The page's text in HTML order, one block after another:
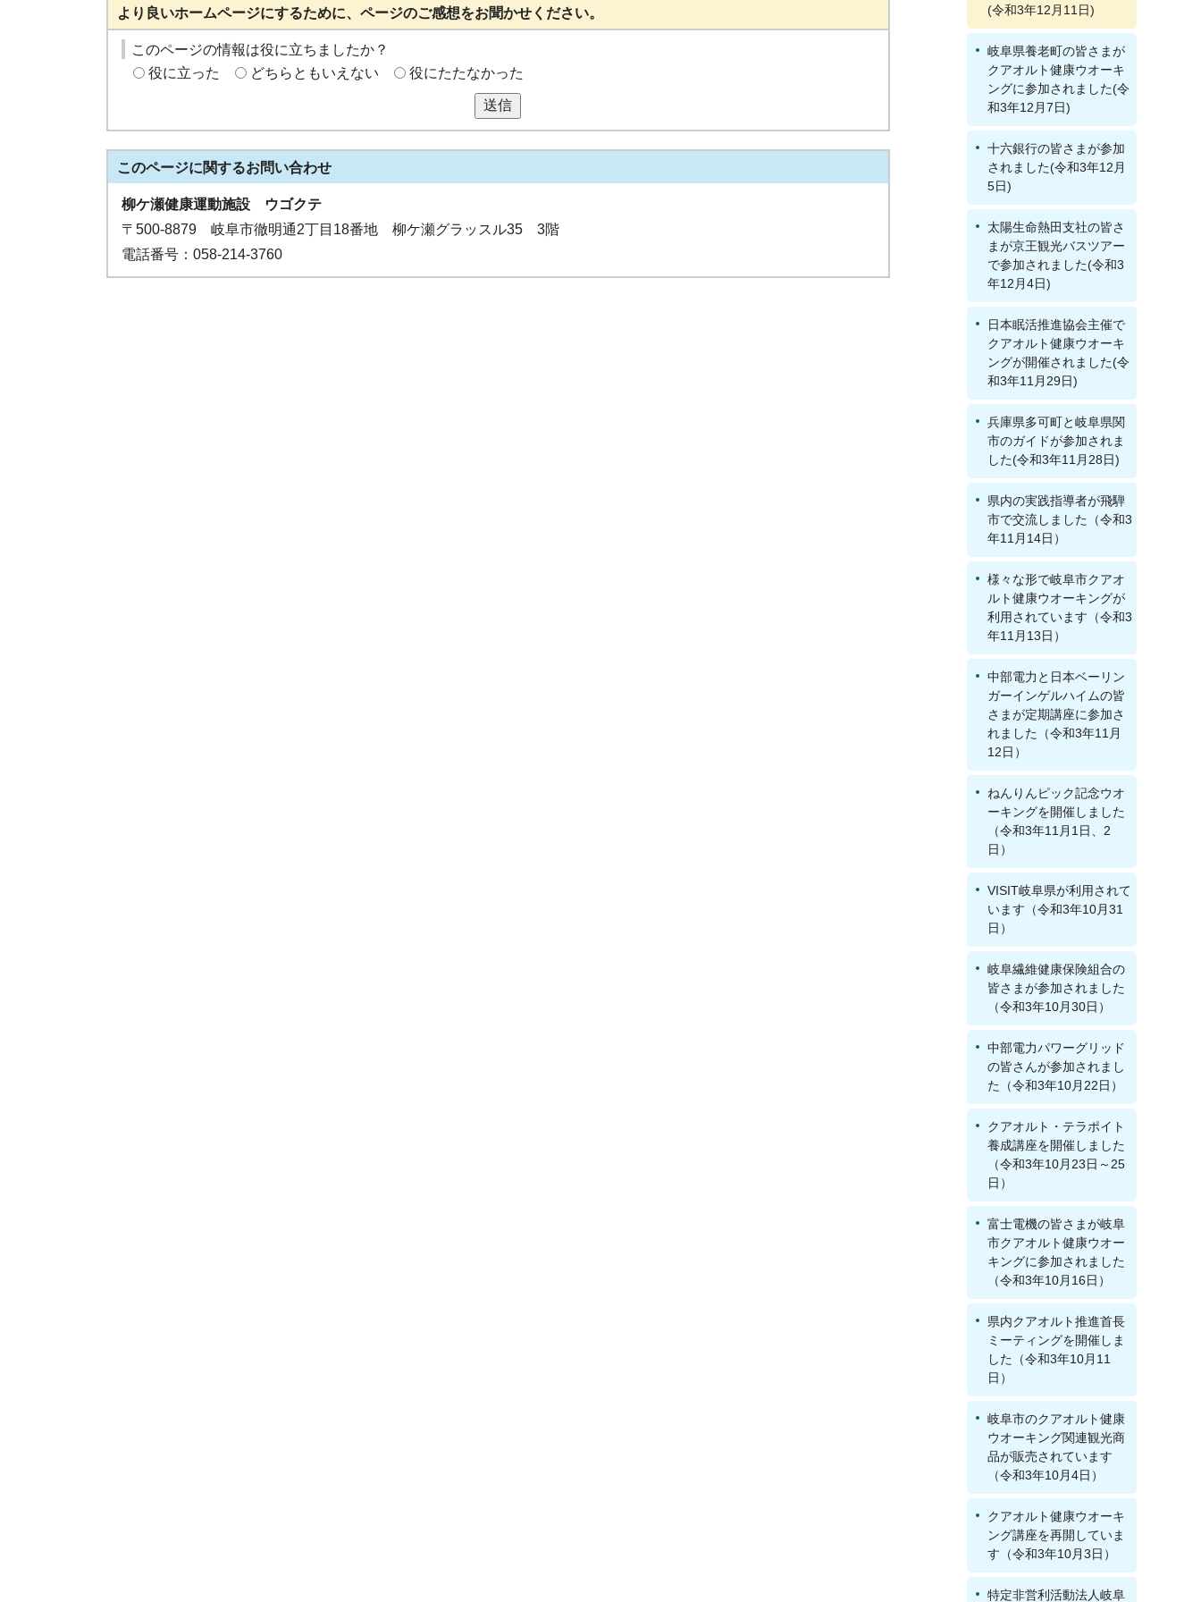
より良いホームページにするために、ページのご感想をお聞かせください。
このページの情報は役に立ちましたか？
役に立った
どちらともいえない 役にたたなかった
送信
このページに関するお問い合わせ
柳ケ瀬健康運動施設 ウゴクテ
〒500-8879 岐阜市徹明通2丁目18番地 柳ケ瀬グラッスル35 3階
電話番号：058-214-3760
(令和3年12月11日)
岐阜県養老町の皆さまが
クアオルト健康ウオーキ
ングに参加されました(令
和3年12月7日)
十六銀行の皆さまが参加
されました(令和3年12月
5日)
太陽生命熱田支社の皆さ
まが京王観光バスツアー
で参加されました(令和3
年12月4日)
日本眠活推進協会主催で
クアオルト健康ウオーキ
ングが開催されました(令
和3年11月29日)
兵庫県多可町と岐阜県関
市のガイドが参加されま
した(令和3年11月28日)
県内の実践指導者が飛騨
市で交流しました（令和3
年11月14日）
様々な形で岐阜市クアオ
ルト健康ウオーキングが
利用されています（令和3
年11月13日）
中部電力と日本ベーリン
ガーインゲルハイムの皆
さまが定期講座に参加さ
れました（令和3年11月
12日）
ねんりんピック記念ウオ
ーキングを開催しました
（令和3年11月1日、2
日）
VISIT岐阜県が利用されて
います（令和3年10月31
日）
岐阜繊維健康保険組合の
皆さまが参加されました
（令和3年10月30日）
中部電力パワーグリッド
の皆さんが参加されまし
た（令和3年10月22日）
クアオルト・テラポイト
養成講座を開催しました
（令和3年10月23日～25
日）
富士電機の皆さまが岐阜
市クアオルト健康ウオー
キングに参加されました
（令和3年10月16日）
県内クアオルト推進首長
ミーティングを開催しま
した（令和3年10月11
日）
岐阜市のクアオルト健康
ウオーキング関連観光商
品が販売されています
（令和3年10月4日）
クアオルト健康ウオーキ
ング講座を再開していま
す（令和3年10月3日）
特定非営利活動法人岐阜